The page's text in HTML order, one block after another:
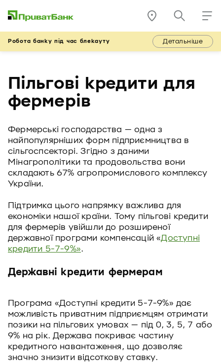
Робота банку під час блекауту Детальніше
Пільгові кредити для
фермерів
Фермерські господарства — одна з
найпопулярніших форм підприємництва в
сільгоспсекторі. Згідно з даними
Мінагрополітики та продовольства вони
складають 67% агропромислового комплексу
України.
Підтримка цього напрямку важлива для
економіки нашої країни. Тому пільгові кредити
для фермерів увійшли до розширеної
державної програми компенсацій «Доступні
кредити 5-7-9%».
Державні кредити фермерам
Програма «Доступні кредити 5-7-9%» дає
можливість приватним підприємцям отримати
позики на пільгових умовах — під 0, 3, 5, 7 або
9% на рік. Держава покриває частину
кредитного навантаження, що дозволяє
значно знизити відсоткову ставку.